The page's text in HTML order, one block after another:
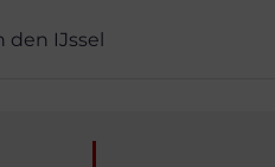
den IJssel